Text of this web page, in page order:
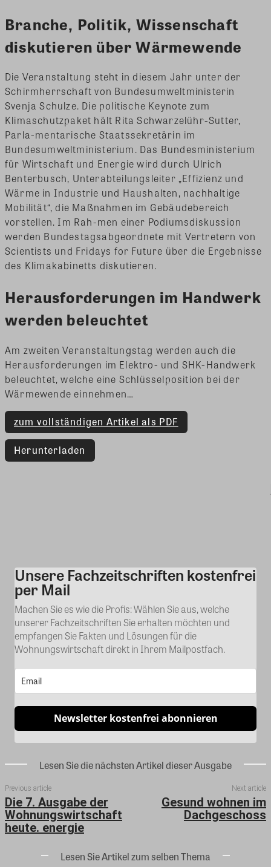
Branche, Politik, Wissenschaft
diskutieren über Wärmewende
Die Veranstaltung steht in diesem Jahr unter der
Schirmherrschaft von Bundesumweltministerin
Svenja Schulze. Die politische Keynote zum
Klimaschutzpaket hält Rita Schwarzelühr-Sutter,
Parla-mentarische Staatssekretärin im
Bundesumweltministerium. Das Bundesministerium
für Wirtschaft und Energie wird durch Ulrich
Benterbusch, Unterabteilungsleiter „Effizienz und
Wärme in Industrie und Haushalten, nachhaltige
Mobilität“, die Maßnahmen im Gebäudebereich
vorstellen. Im Rah-men einer Podiumsdiskussion
werden Bundestagsabgeordnete mit Vertretern von
Scientists und Fridays for Future über die Ergebnisse
des Klimakabinetts diskutieren.
Herausforderungen im Handwerk
werden beleuchtet
Am zweiten Veranstaltungstag werden auch die
Herausforderungen im Elektro- und SHK-Handwerk
beleuchtet, welche eine Schlüsselposition bei der
Wärmewende einnehmen…
zum vollständigen Artikel als PDF
Herunterladen
Kommentar
Unsere Fachzeitschriften kostenfrei
per Mail
Machen Sie es wie die Profis: Wählen Sie aus, welche
unserer Fachzeitschriften Sie erhalten möchten und
empfangen Sie Fakten und Lösungen für die
Wohnungswirtschaft direkt in Ihrem Mailpostfach.
Newsletter kostenfrei abonnieren
Lesen Sie die nächsten Artikel dieser Ausgabe
Previous article
Die 7. Ausgabe der
Wohnungswirtschaft
heute. energie
Next article
Gesund wohnen im
Dachgeschoss
Lesen Sie Artikel zum selben Thema